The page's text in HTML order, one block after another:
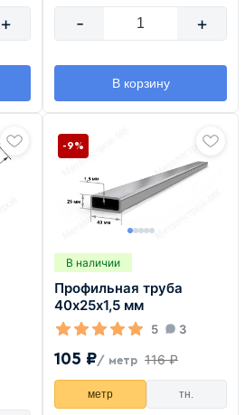
+ - +
В корзину
В наличии
Профильная труба
40х25х1,5 мм
5 3
105 ₽/ метр 116 ₽
-9%
метр тн.